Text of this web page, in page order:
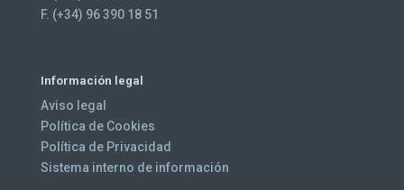
F. (+34) 96 390 18 51
Información legal
Aviso legal
Política de Cookies
Política de Privacidad
Sistema interno de información